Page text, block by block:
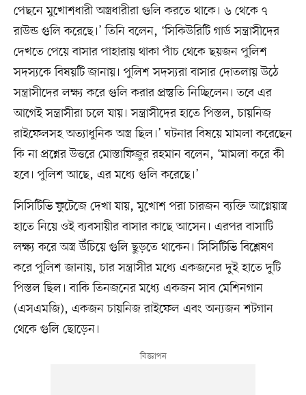
পেছনে মুখোশধারী অস্ত্রধারীরা গুলি করতে থাকে। ৬ থেকে ৭
রাউন্ড গুলি করেছে।’ তিনি বলেন, ‘সিকিউরিটি গার্ড সন্ত্রাসীদের
দেখতে পেয়ে বাসার পাহারায় থাকা পাঁচ থেকে ছয়জন পুলিশ
সদস্যকে বিষয়টি জানায়। পুলিশ সদস্যরা বাসার দোতলায় উঠে
সন্ত্রাসীদের লক্ষ্য করে গুলি করার প্রস্তুতি নিচ্ছিলেন। তবে এর
আগেই সন্ত্রাসীরা চলে যায়। সন্ত্রাসীদের হাতে পিস্তল, চায়নিজ
রাইফেলসহ অত্যাধুনিক অস্ত্র ছিল।’ ঘটনার বিষয়ে মামলা করেছেন
কি না প্রশ্নের উত্তরে মোস্তাফিজুর রহমান বলেন, ‘মামলা করে কী
হবে। পুলিশ আছে, এর মধ্যে গুলি করেছে।’
সিসিটিভি ফুটেজে দেখা যায়, মুখোশ পরা চারজন ব্যক্তি আগ্নেয়াস্ত্র
হাতে নিয়ে ওই ব্যবসায়ীর বাসার কাছে আসেন। এরপর বাসাটি
লক্ষ্য করে অস্ত্র উঁচিয়ে গুলি ছুড়তে থাকেন। সিসিটিভি বিশ্লেষণ
করে পুলিশ জানায়, চার সন্ত্রাসীর মধ্যে একজনের দুই হাতে দুটি
পিস্তল ছিল। বাকি তিনজনের মধ্যে একজন সাব মেশিনগান
(এসএমজি), একজন চায়নিজ রাইফেল এবং অন্যজন শটগান
থেকে গুলি ছোড়েন।